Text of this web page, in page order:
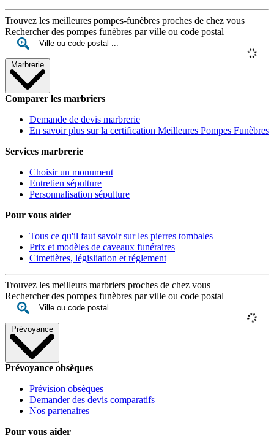
Trouvez les meilleures pompes-funèbres proches de chez vous
Rechercher des pompes funèbres par ville ou code postal
Marbrerie
Comparer les marbriers
Demande de devis marbrerie
En savoir plus sur la certification Meilleures Pompes Funèbres
Services marbrerie
Choisir un monument
Entretien sépulture
Personnalisation sépulture
Pour vous aider
Tous ce qu'il faut savoir sur les pierres tombales
Prix et modèles de caveaux funéraires
Cimetières, législiation et réglement
Trouvez les meilleurs marbriers proches de chez vous
Rechercher des pompes funèbres par ville ou code postal
Prévoyance
Prévoyance obsèques
Prévision obsèques
Demander des devis comparatifs
Nos partenaires
Pour vous aider